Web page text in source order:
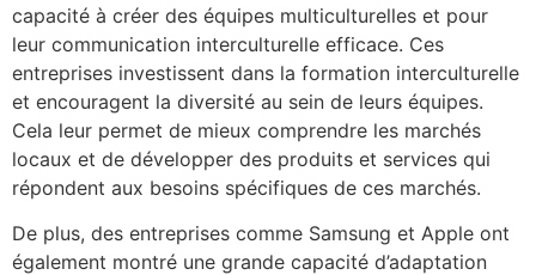
capacité à créer des équipes multiculturelles et pour
leur communication interculturelle efficace. Ces
entreprises investissent dans la formation interculturelle
et encouragent la diversité au sein de leurs équipes.
Cela leur permet de mieux comprendre les marchés
locaux et de développer des produits et services qui
répondent aux besoins spécifiques de ces marchés.
De plus, des entreprises comme Samsung et Apple ont
également montré une grande capacité d’adaptation